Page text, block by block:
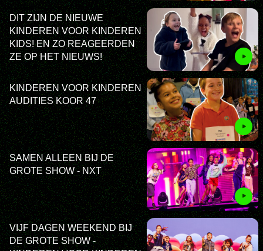
DIT ZIJN DE NIEUWE
KINDEREN VOOR KINDEREN
KIDS! EN ZO REAGEERDEN
ZE OP HET NIEUWS!
KINDEREN VOOR KINDEREN
AUDITIES KOOR 47
SAMEN ALLEEN BIJ DE
GROTE SHOW - NXT
VIJF DAGEN WEEKEND BIJ
DE GROTE SHOW -